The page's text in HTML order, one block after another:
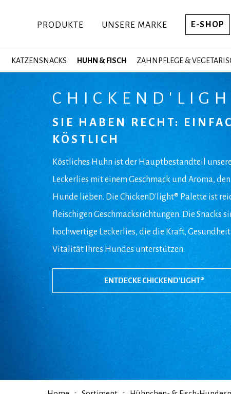
PRODUKTE UNSERE MARKE E-SHOP
KATZENSNACKS HUHN & FISCH ZAHNPFLEGE &
SIE HABEN RECHT:
KÖSTLICH
Köstliches Huhn ist der Hauptbestandteil
Leckerlies mit einem Geschmack und Aroma, den
Hunde lieben. Die ChickenD'light® Palette ist
fleischigen Geschmacksrichtungen. Die Snacks
hochwertige Leckerlies, die die Kraft,
Vitalität Ihres Hundes unterstützen.
ENTDECKE CHICKEND'LIGHT®